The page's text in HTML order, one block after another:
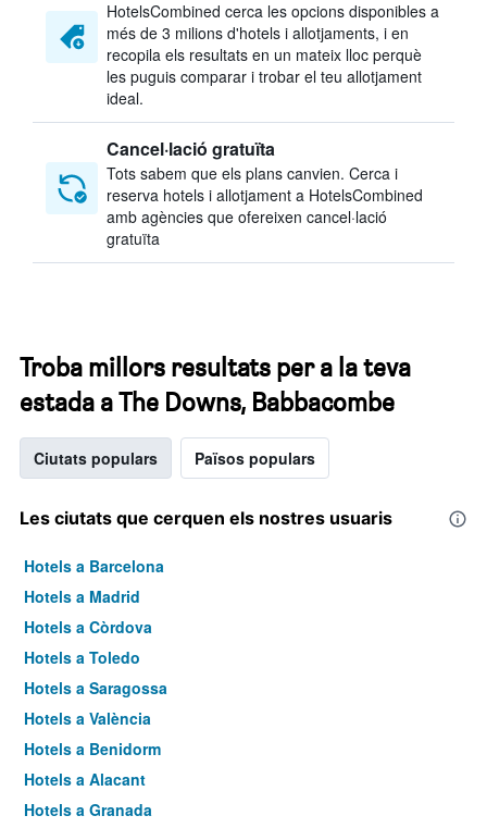
HotelsCombined cerca les opcions disponibles a
més de 3 milions d'hotels i allotjaments, i en
recopila els resultats en un mateix lloc perquè
les puguis comparar i trobar el teu allotjament
ideal.
Cancel·lació gratuïta
Tots sabem que els plans canvien. Cerca i
reserva hotels i allotjament a HotelsCombined
amb agències que ofereixen cancel·lació
gratuïta
Troba millors resultats per a la teva
estada a The Downs, Babbacombe
Ciutats populars Països populars
Les ciutats que cerquen els nostres usuaris
Hotels a Barcelona
Hotels a Madrid
Hotels a Còrdova
Hotels a Toledo
Hotels a Saragossa
Hotels a València
Hotels a Benidorm
Hotels a Alacant
Hotels a Granada